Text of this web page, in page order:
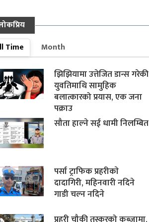
Time
Month
झिझियामा उत्तेजित डान्स गरेकी
युवतिमाथि सामुहिक
बलात्कारको प्रयास, एक जना
पक्राउ
सौता हाल्ने सई धामी निलम्बित
पर्सा ट्राफिक प्रहरीकाे
दादागिरी, महिनवारी नदिने
गाडी चल्न नदिने